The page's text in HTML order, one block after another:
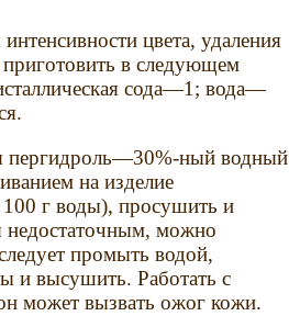
цвета, удаления
в следующем
сода—1; вода—
пергидроль—30%-ный водный
на изделие
100 г воды), просушить и
недостаточным, можно
промыть водой,
и высушить. Работать с
может вызвать ожог кожи.